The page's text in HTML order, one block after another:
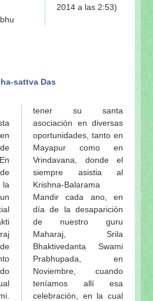
2014 a las 2:53)
sattva Das
tener su santa
el